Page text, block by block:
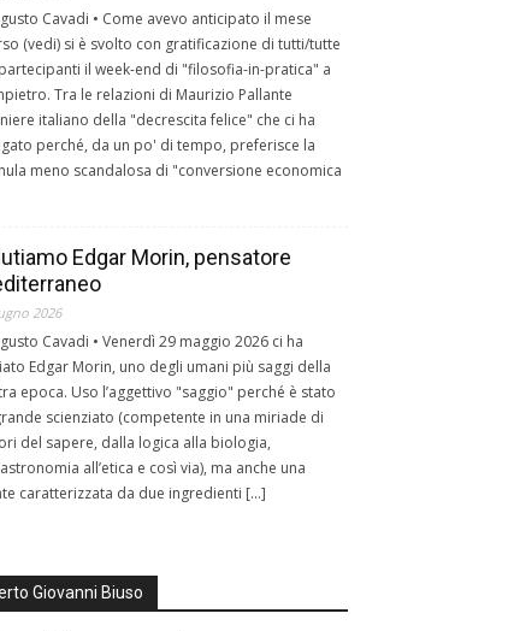
Cavadi • Come avevo anticipato il mese
(vedi) si è svolto con gratificazione di tutti/tutte
il week-end di "filosofia-in-pratica" a
Tra le relazioni di Maurizio Pallante
italiano della "decrescita felice" che ci ha
perché, da un po' di tempo, preferisce la
meno scandalosa di "conversione economica
Edgar Morin, pensatore
2026
Cavadi • Venerdì 29 maggio 2026 ci ha
Edgar Morin, uno degli umani più saggi della
epoca. Uso l’aggettivo "saggio" perché è stato
scienziato (competente in una miriade di
del sapere, dalla logica alla biologia,
all’etica e così via), ma anche una
caratterizzata da due ingredienti […]
Giovanni Biuso